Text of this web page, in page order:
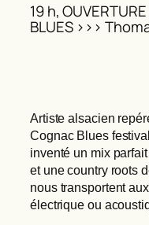
19 h,
BLUES >>>
Artiste alsacien
Cognac Blues
inventé un mix
et une country roots
nous transportent
électrique ou